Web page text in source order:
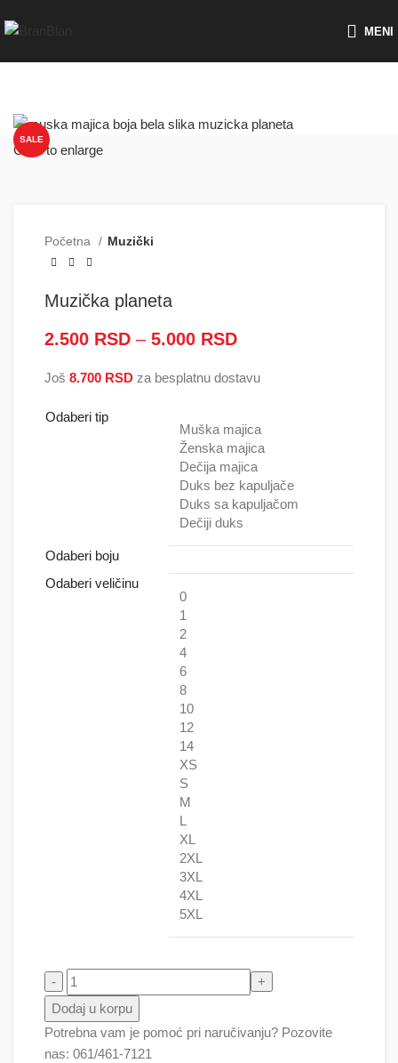
MENI
SALE
Click to enlarge
Početna Muzički
Muzička planeta
2.500 RSD – 5.000 RSD
5.000 RSD
Još 8.700 RSD za besplatnu dostavu
Odaberi tip
Muška majica
Ženska majica
Dečija majica
Duks bez kapuljače
Duks sa kapuljačom
Dečiji duks
Odaberi boju
Odaberi veličinu
0
1
2
4
6
8
10
12
14
XS
S
M
L
XL
2XL
3XL
4XL
5XL
Muzička planeta količina
Dodaj u korpu
Potrebna vam je pomoć pri naručivanju? Pozovite
nas: 061/461-7121
Besplatna dostava za porudžbine preko